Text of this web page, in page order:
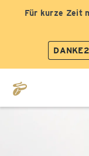
Für kurze Zeit